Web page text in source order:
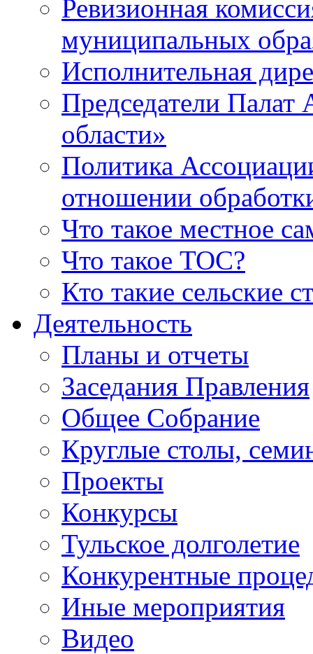
Ревизионная
муниципальных
Исполнительная
Председатели
области»
Политика
отношении
Что такое местное
Что такое ТОС?
Кто такие сельские
Деятельность
Планы и отчеты
Заседания Правления
Общее Собрание
Круглые столы,
Проекты
Конкурсы
Тульское долголетие
Конкурентные
Иные мероприятия
Видео